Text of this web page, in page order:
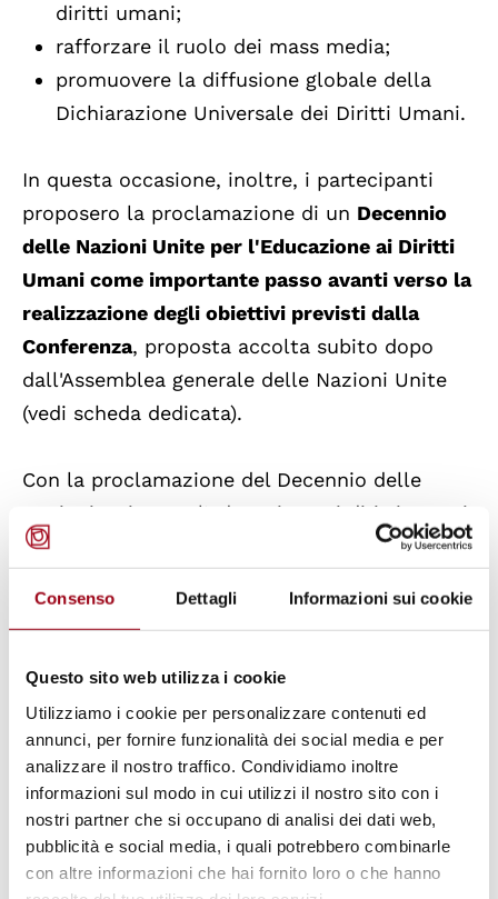
Consenso Dettagli Informazioni sui cookie
Questo sito web utilizza i cookie
Utilizziamo i cookie per personalizzare contenuti ed
annunci, per fornire funzionalità dei social media e per
analizzare il nostro traffico. Condividiamo inoltre
informazioni sul modo in cui utilizzi il nostro sito con i
nostri partner che si occupano di analisi dei dati web,
pubblicità e social media, i quali potrebbero combinarle
con altre informazioni che hai fornito loro o che hanno
diritti umani;
rafforzare il ruolo dei mass media;
promuovere la diffusione globale della
Dichiarazione Universale dei Diritti Umani.
In questa occasione, inoltre, i partecipanti
proposero la proclamazione di un Decennio
delle Nazioni Unite per l'Educazione ai Diritti
Umani come importante passo avanti verso la
realizzazione degli obiettivi previsti dalla
Conferenza, proposta accolta subito dopo
dall'Assemblea generale delle Nazioni Unite
(vedi scheda dedicata).
Con la proclamazione del Decennio delle
Nazioni Unite per l’educazione ai diritti umani,
l’Assemblea generale ha inteso esortare i
organizzazioni non-governative, le
settori della società civile ad unirsi nello
sforzo di promuovere una cultura universale
dei diritti umani.
L’Alto Commissario delle Nazioni Unite per i
Diritti Umaniè stato incaricato dall’Assemblea
generale di coordinare la messa in atto del